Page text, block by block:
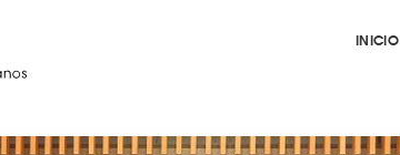
INICIO